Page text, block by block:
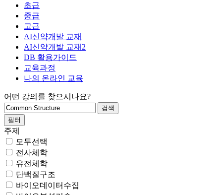
초급
중급
고급
AI신약개발 교재
AI신약개발 교재2
DB 활용가이드
교육과정
나의 온라인 교육
어떤 강의를 찾으시나요?
필터
주제
모두선택
전사체학
유전체학
단백질구조
바이오데이터수집